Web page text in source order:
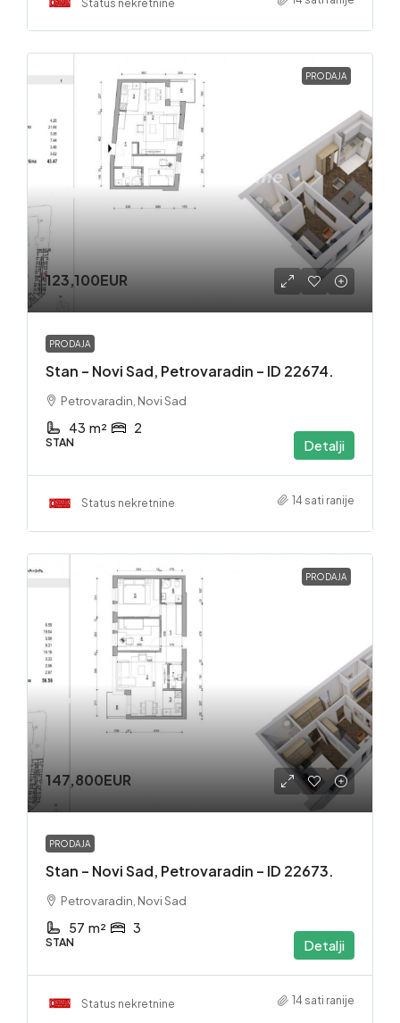
Status nekretnine
PRODAJA
123,100EUR
PRODAJA
Stan – Novi Sad, Petrovaradin – ID 22674.
Petrovaradin, Novi Sad
43 m² 2
STAN Detalji
Status nekretnine 14 sati ranije
PRODAJA
147,800EUR
PRODAJA
Stan – Novi Sad, Petrovaradin – ID 22673.
Petrovaradin, Novi Sad
57 m² 3
STAN Detalji
Status nekretnine 14 sati ranije